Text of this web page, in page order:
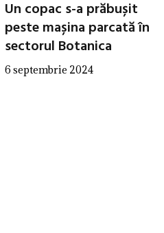
Un copac s-a prăbușit
peste mașina parcată în
sectorul Botanica
6 septembrie 2024